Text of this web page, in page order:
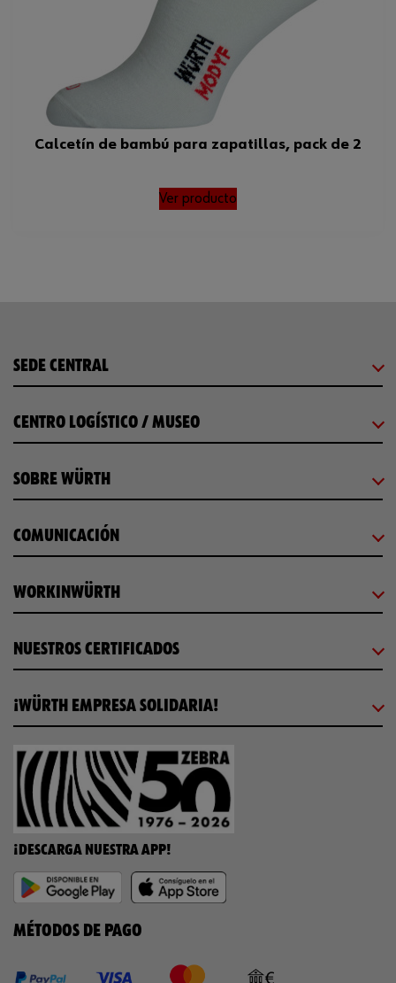
Calcetín de bambú para zapatillas, pack de 2
Ver producto
SEDE CENTRAL
CENTRO LOGÍSTICO / MUSEO
SOBRE WÜRTH
COMUNICACIÓN
WORKINWÜRTH
NUESTROS CERTIFICADOS
¡WÜRTH EMPRESA SOLIDARIA!
¡DESCARGA NUESTRA APP!
MÉTODOS DE PAGO